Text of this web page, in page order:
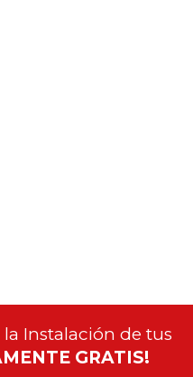
Instalación de tus
GRATIS!